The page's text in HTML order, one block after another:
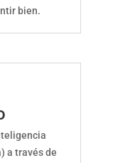
bien.
a través de